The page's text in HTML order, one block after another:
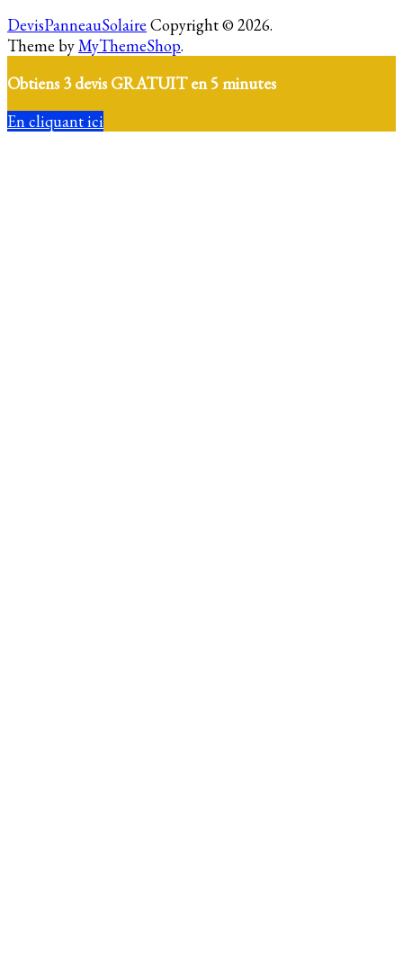
DevisPanneauSolaire Copyright © 2026.
Theme byMyThemeShop.
Obtiens 3 devis GRATUIT en 5 minutes
En cliquant ici